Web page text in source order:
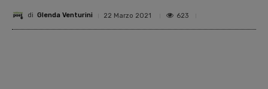
di Glenda Venturini 22 Marzo 2021 623